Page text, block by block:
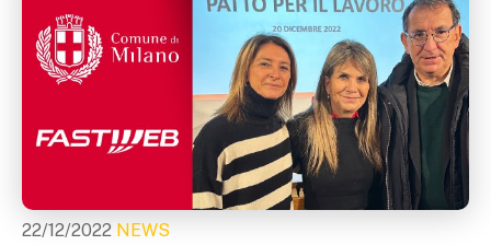
22/12/2022 NEWS